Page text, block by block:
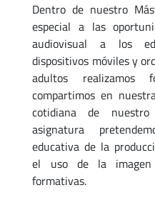
Dentro de nuestro
especial a las
audiovisual a los
dispositivos móviles y
adultos realizamos
compartimos en
cotidiana de
asignatura
educativa de la
el uso de la imagen
formativas.